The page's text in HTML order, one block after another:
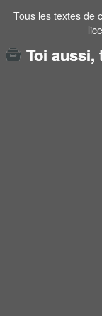
Tous les textes de
Toi